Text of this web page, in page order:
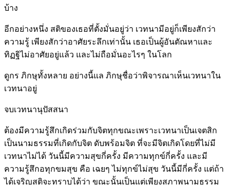
บ้าง
อีกอย่างหนึ่ง สติของเธอที่ตั้งมั่นอยู่ว่า เวทนามีอยู่ก็เพียงสักว่า
ความรู้ เพียงสักว่าอาศัยระลึกเท่านั้น เธอเป็นผู้อันตัณหาและ
ทิฏฐิไม่อาศัยอยู่แล้ว และไม่ถือมั่นอะไรๆ ในโลก
ดูกร ภิกษุทั้งหลาย อย่างนี้แล ภิกษุชื่อว่าพิจารณาเห็นเวทนาใน
เวทนาอยู่
จบเวทนานุปัสสนา
ต้องมีความรู้สึกเกิดร่วมกับจิตทุกขณะเพราะเวทนาเป็นเจตสิก
เป็นนามธรรมที่เกิดกับจิต ดับพร้อมจิต ที่จะมีจิตเกิดโดยที่ไม่มี
เวทนาไม่ได้ วันนี้มีความสุขกี่ครั้ง มีความทุกข์กี่ครั้ง และมี
ความรู้สึกอทุกขมสุข คือ เฉยๆ ไม่ทุกข์ไม่สุข วันนี้มีกี่ครั้ง แต่ถ้า
ได้เจริญสติจะทราบได้ว่า ขณะนั้นเป็นแต่เพียงสภาพนามธรรม